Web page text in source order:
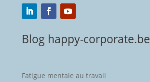
Blog happy-corporate.be
Fatigue mentale au travail